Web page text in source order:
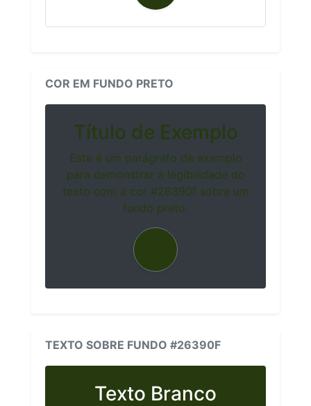
COR EM FUNDO PRETO
Título de Exemplo
Este é um parágrafo de exemplo
para demonstrar a legibilidade do
texto com a cor #26390f sobre um
fundo preto.
TEXTO SOBRE FUNDO #26390F
Texto Branco